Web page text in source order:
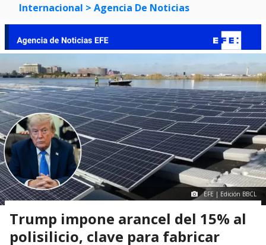
Internacional > Agencia De Noticias
EFE | Edición BBCL
Trump impone arancel del 15% al
polisilicio, clave para fabricar